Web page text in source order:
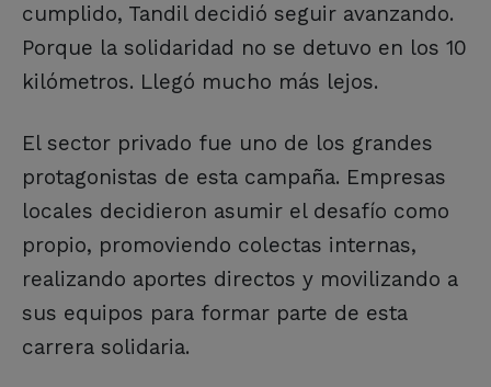
cumplido, Tandil decidió seguir avanzando.
Porque la solidaridad no se detuvo en los 10
kilómetros. Llegó mucho más lejos.
El sector privado fue uno de los grandes
protagonistas de esta campaña. Empresas
locales decidieron asumir el desafío como
propio, promoviendo colectas internas,
realizando aportes directos y movilizando a
sus equipos para formar parte de esta
carrera solidaria.